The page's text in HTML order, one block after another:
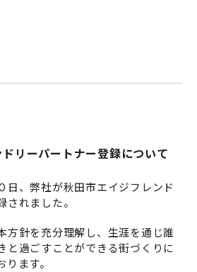
リーパートナー登録について
、弊社が秋田市エイジフレンド
されました。
方針を充分理解し、生涯を通じ誰
と過ごすことができる街づくりに
ます。